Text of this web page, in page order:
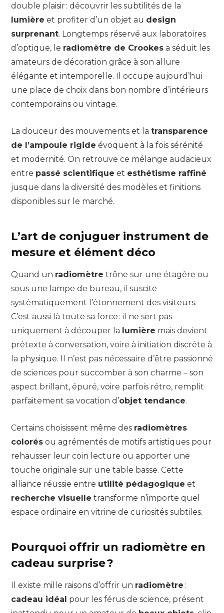
double plaisir : découvrir les subtilités de la
lumière et profiter d’un objet au design
surprenant. Longtemps réservé aux laboratoires
d’optique, le radiomètre de Crookes a séduit les
amateurs de décoration grâce à son allure
élégante et intemporelle. Il occupe aujourd’hui
une place de choix dans bon nombre d’intérieurs
contemporains ou vintage.
La douceur des mouvements et la transparence
de l’ampoule rigide évoquent à la fois sérénité
et modernité. On retrouve ce mélange audacieux
entre passé scientifique et esthétisme raffiné
jusque dans la diversité des modèles et finitions
disponibles sur le marché.
L’art de conjuguer instrument de
mesure et élément déco
Quand un radiomètre trône sur une étagère ou
sous une lampe de bureau, il suscite
systématiquement l’étonnement des visiteurs.
C’est aussi là toute sa force : il ne sert pas
uniquement à découper la lumière mais devient
prétexte à conversation, voire à initiation discrète à
la physique. Il n’est pas nécessaire d’être passionné
de sciences pour succomber à son charme – son
aspect brillant, épuré, voire parfois rétro, remplit
parfaitement sa vocation d’objet tendance.
Certains choisissent même des radiomètres
colorés ou agrémentés de motifs artistiques pour
rehausser leur coin lecture ou apporter une
touche originale sur une table basse. Cette
alliance réussie entre utilité pédagogique et
recherche visuelle transforme n’importe quel
espace ordinaire en vitrine de curiosités subtiles.
Pourquoi offrir un radiomètre en
cadeau surprise ?
Il existe mille raisons d’offrir un radiomètre :
cadeau idéal pour les férus de science, présent